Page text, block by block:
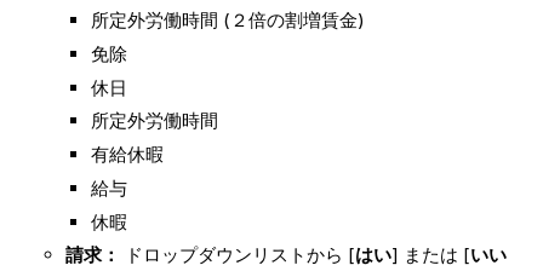
所定外労働時間 (２倍の割増賃金)
免除
休日
所定外労働時間
有給休暇
給与
休暇
請求：
ドロップダウンリストから [はい] または [いい